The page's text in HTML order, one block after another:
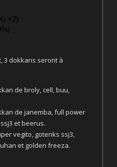
+2)
3 dokkans seront à
de broly, cell, buu,
de janemba, full power
et beerus.
vegito, gotenks ssj3,
et golden freeza.